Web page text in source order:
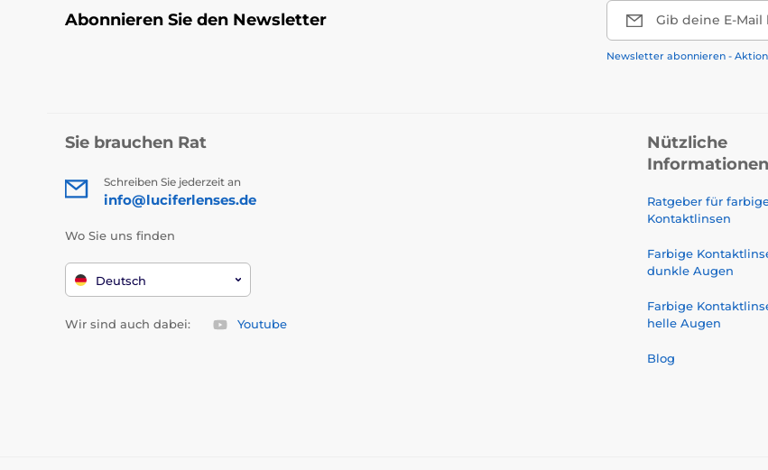
Abonnieren Sie den Newsletter Gib deine E-Mail
Newsletter abonnieren -
Sie brauchen Rat
Schreiben Sie jederzeit an
info@luciferlenses.de
Wo Sie uns finden
Deutsch
Wir sind auch dabei: Youtube
Nützliche
Informationen
Ratgeber für
Kontaktlinsen
Farbige
dunkle Augen
Farbige
helle Augen
Blog